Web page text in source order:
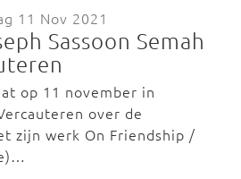
11 Nov 2021
Sassoon Semah
op 11 november in
over de
zijn werk On Friendship /